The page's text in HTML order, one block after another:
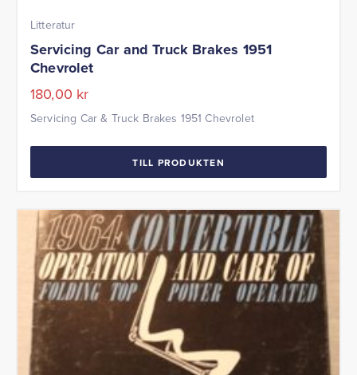
Litteratur
Servicing Car and Truck Brakes 1951
Chevrolet
180,00 kr
Servicing Car & Truck Brakes 1951 Chevrolet
TILL PRODUKTEN